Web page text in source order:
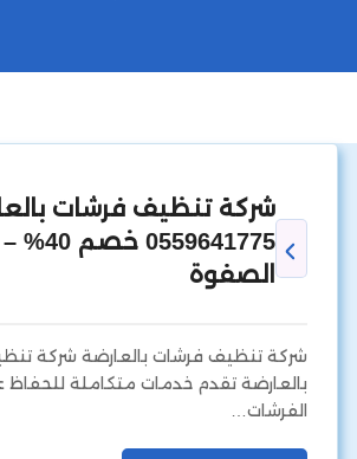
شركة تنظيف فرشات
الصفوة
شركة تنظيف فرشات بالعارضة شركة
بالعارضة تقدم خدمات متكاملة
الفرشات…